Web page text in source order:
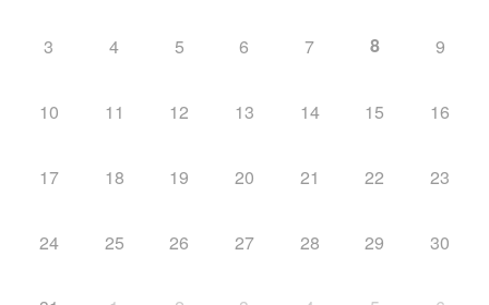
3 4 5 6 7 8 9
10 11 12 13 14 15 16
17 18 19 20 21 22 23
24 25 26 27 28 29 30